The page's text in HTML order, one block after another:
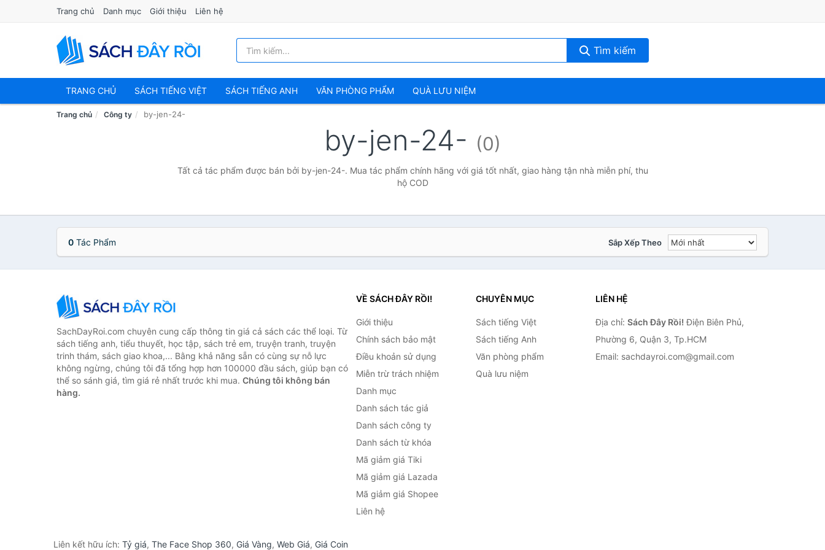
Trang chủ Danh mục Giới thiệu Liên hệ
Tìm kiếm
TRANG CHỦ SÁCH TIẾNG VIỆT SÁCH TIẾNG ANH VĂN PHÒNG PHẨM QUÀ LƯU NIỆM
Trang chủ Công ty by-jen-24-
by-jen-24- (0)
Tất cả tác phẩm được bán bởi by-jen-24-. Mua tác phẩm chính hãng với giá tốt nhất, giao hàng tận nhà miễn phí, thu
hộ COD
0 Tác Phẩm Sắp Xếp Theo
SachDayRoi.com chuyên cung cấp thông tin giá cả sách các thể loại. Từ
sách tiếng anh, tiểu thuyết, học tập, sách trẻ em, truyện tranh, truyện
trinh thám, sách giao khoa,... Bằng khả năng sẵn có cùng sự nỗ lực
không ngừng, chúng tôi đã tổng hợp hơn 100000 đầu sách, giúp bạn có
thể so sánh giá, tìm giá rẻ nhất trước khi mua. Chúng tôi không bán
hàng.
VỀ SÁCH ĐÂY RỒI!
Giới thiệu
Chính sách bảo mật
Điều khoản sử dụng
Miễn trừ trách nhiệm
Danh mục
Danh sách tác giả
Danh sách công ty
Danh sách từ khóa
Mã giảm giá Tiki
Mã giảm giá Lazada
Mã giảm giá Shopee
Liên hệ
CHUYÊN MỤC
Sách tiếng Việt
Sách tiếng Anh
Văn phòng phẩm
Quà lưu niệm
LIÊN HỆ
Địa chỉ: Sách Đây Rồi! Điện Biên Phủ,
Phường 6, Quận 3, Tp.HCM
Email: sachdayroi.com@gmail.com
Liên kết hữu ích: Tỷ giá, The Face Shop 360, Giá Vàng, Web Giá, Giá Coin